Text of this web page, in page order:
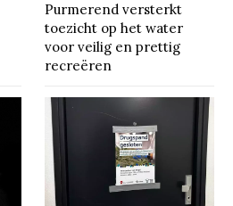
Purmerend versterkt
toezicht op het water
voor veilig en prettig
recreëren